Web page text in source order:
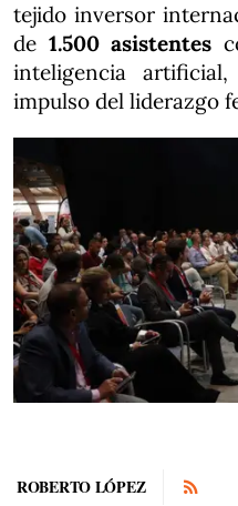
tejido inversor
de 1.500 asistentes
inteligencia
impulso del liderazgo
ROBERTO LÓPEZ